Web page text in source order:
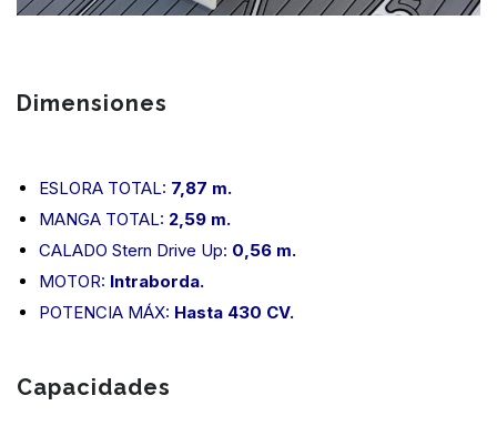
Dimensiones
ESLORA TOTAL: 7,87 m.
MANGA TOTAL: 2,59 m.
CALADO Stern Drive Up: 0,56 m.
MOTOR: Intraborda.
POTENCIA MÁX: Hasta 430 CV.
Capacidades